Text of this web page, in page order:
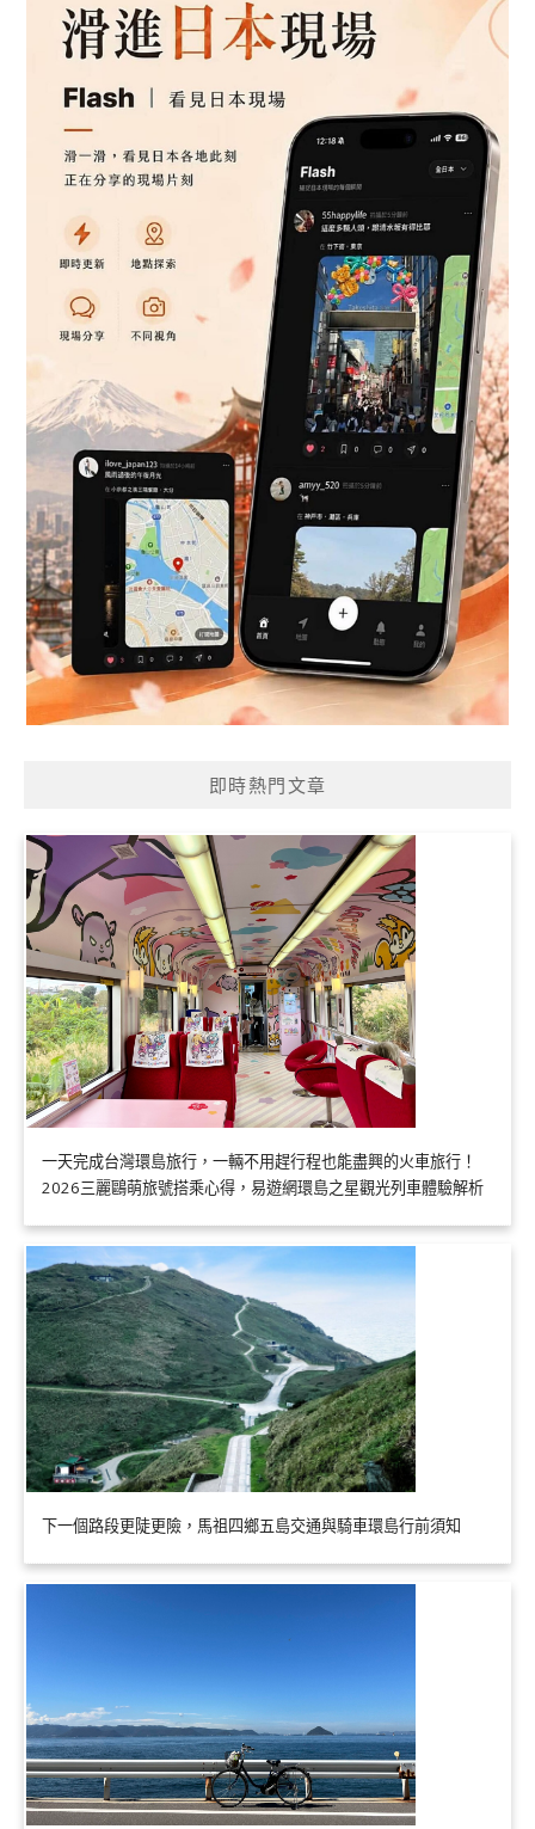
即時熱門文章
一天完成台灣環島旅行，一輛不用趕行程也能盡興的火車旅行！
2026三麗鷗萌旅號搭乘心得，易遊網環島之星觀光列車體驗解析
下一個路段更陡更險，馬祖四鄉五島交通與騎車環島行前須知